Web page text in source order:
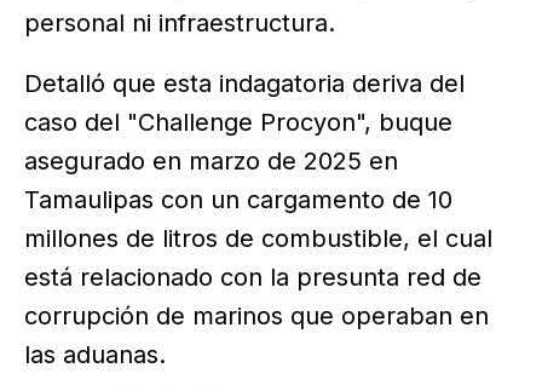
personal ni infraestructura.
Detalló que esta indagatoria deriva del
caso del "Challenge Procyon", buque
asegurado en marzo de 2025 en
Tamaulipas con un cargamento de 10
millones de litros de combustible, el cual
está relacionado con la presunta red de
corrupción de marinos que operaban en
las aduanas.